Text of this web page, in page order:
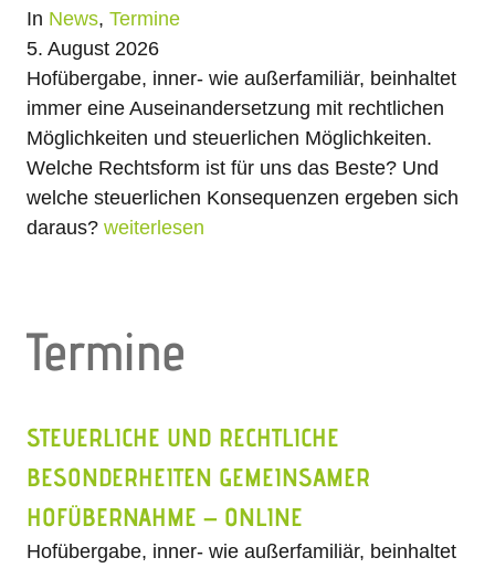
In News, Termine
5. August 2026
Hofübergabe, inner- wie außerfamiliär, beinhaltet
immer eine Auseinandersetzung mit rechtlichen
Möglichkeiten und steuerlichen Möglichkeiten.
Welche Rechtsform ist für uns das Beste? Und
welche steuerlichen Konsequenzen ergeben sich
daraus?weiterlesen
Termine
STEUERLICHE UND RECHTLICHE
BESONDERHEITEN GEMEINSAMER
HOFÜBERNAHME – ONLINE
Hofübergabe, inner- wie außerfamiliär, beinhaltet